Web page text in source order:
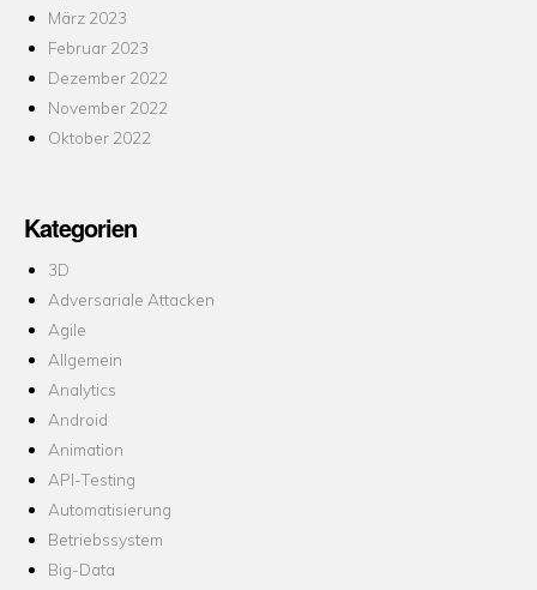
März 2023
Februar 2023
Dezember 2022
November 2022
Oktober 2022
Kategorien
3D
Adversariale Attacken
Agile
Allgemein
Analytics
Android
Animation
API-Testing
Automatisierung
Betriebssystem
Big-Data